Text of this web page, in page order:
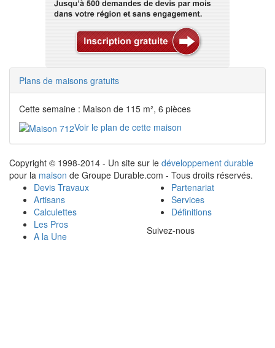
Plans de maisons gratuits
Cette semaine : Maison de 115 m², 6 pièces
Voir le plan de cette maison
Copyright © 1998-2014 - Un site sur le développement durable
pour la maison de Groupe Durable.com - Tous droits réservés.
Devis Travaux
Artisans
Calculettes
Les Pros
A la Une
Partenariat
Services
Définitions
Suivez-nous